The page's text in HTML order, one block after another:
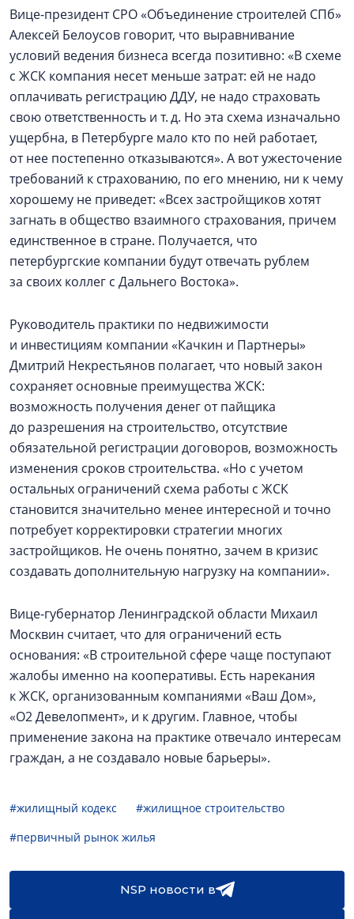
Вице-президент СРО «Объединение строителей СПб»
Алексей Белоусов говорит, что выравнивание
условий ведения бизнеса всегда позитивно: «В схеме
с ЖСК компания несет меньше затрат: ей не надо
оплачивать регистрацию ДДУ, не надо страховать
свою ответственность и т. д. Но эта схема изначально
ущербна, в Петербурге мало кто по ней работает,
от нее постепенно отказываются». А вот ужесточение
требований к страхованию, по его мнению, ни к чему
хорошему не приведет: «Всех застройщиков хотят
загнать в общество взаимного страхования, причем
единственное в стране. Получается, что
петербургские компании будут отвечать рублем
за своих коллег с Дальнего Востока».
Руководитель практики по недвижимости
и инвестициям компании «Качкин и Партнеры»
Дмитрий Некрестьянов полагает, что новый закон
сохраняет основные преимущества ЖСК:
возможность получения денег от пайщика
до разрешения на строительство, отсутствие
обязательной регистрации договоров, возможность
изменения сроков строительства. «Но с учетом
остальных ограничений схема работы с ЖСК
становится значительно менее интересной и точно
потребует корректировки стратегии многих
застройщиков. Не очень понятно, зачем в кризис
создавать дополнительную нагрузку на компании».
Вице-губернатор Ленинградской области Михаил
Москвин считает, что для ограничений есть
основания: «В строительной сфере чаще поступают
жалобы именно на кооперативы. Есть нарекания
к ЖСК, организованным компаниями «Ваш Дом»,
«О2 Девелопмент», и к другим. Главное, чтобы
применение закона на практике отвечало интересам
граждан, а не создавало новые барьеры».
#жилищный кодекс
#жилищное строительство
#первичный рынок жилья
NSP новости в